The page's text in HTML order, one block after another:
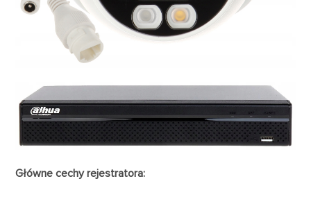
Główne cechy rejestratora: